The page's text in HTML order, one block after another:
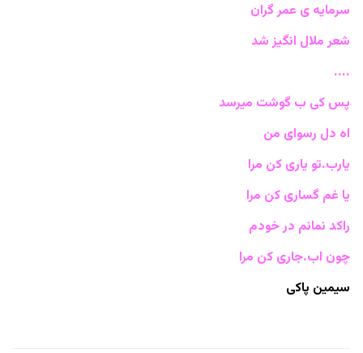
سرمایه ی عمر گران
شعر ملال انگیز شد
....
پس کی ب گوشت میرسد
اه دل رسوای من
یارب.تو یاری کن مرا
یا غم گساری کن مرا
راکد نمانم در خودم
چون اب.جاری کن مرا
سیمین پاکی